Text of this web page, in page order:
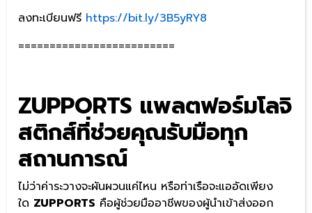
ลงทะเบียนฟรี https://bit.ly/3B5yRY8
=========================
ZUPPORTS แพลตฟอร์มโลจิ
สติกส์ที่ช่วยคุณรับมือทุก
สถานการณ์
ไม่ว่าค่าระวางจะผันผวนแค่ไหน หรือท่าเรือจะแออัดเพียง
ใด ZUPPORTS คือผู้ช่วยมืออาชีพของผู้นำเข้าส่งออก